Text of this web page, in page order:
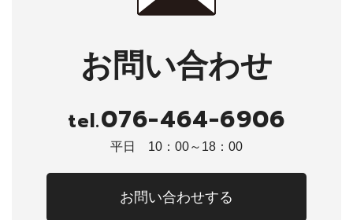
お問い合わせ
tel.076-464-6906
平日 10：00～18：00
お問い合わせする